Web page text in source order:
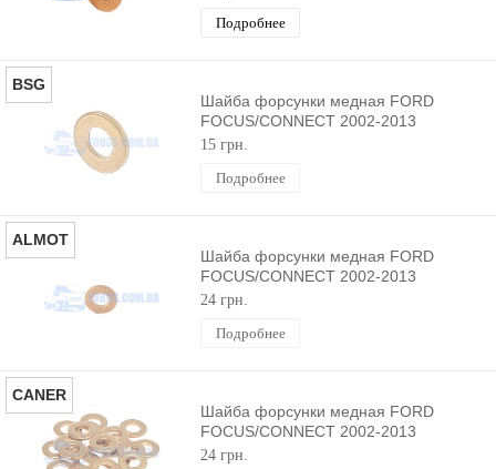
Подробнее
BSG
Шайба форсунки медная FORD
FOCUS/CONNECT 2002-2013
(1.8TDCI) BSG
15 грн.
Подробнее
ALMOT
Шайба форсунки медная FORD
FOCUS/CONNECT 2002-2013
(1.8TDCI) ALMOT
24 грн.
Подробнее
CANER
Шайба форсунки медная FORD
FOCUS/CONNECT 2002-2013
(1.8TDCI) CANER
24 грн.